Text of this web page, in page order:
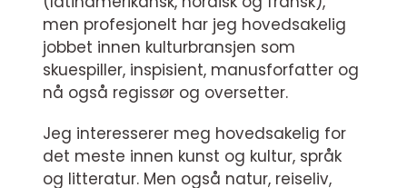
men profesjonelt har jeg hovedsakelig
jobbet innen kulturbransjen som
skuespiller, inspisient, manusforfatter og
nå også regissør og oversetter.
Jeg interesserer meg hovedsakelig for
det meste innen kunst og kultur, språk
og litteratur. Men også natur, reiseliv,